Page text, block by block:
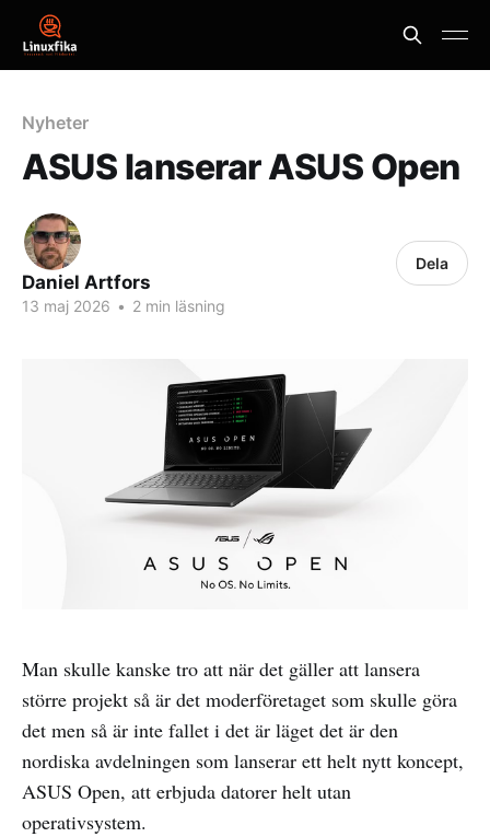
Nyheter
ASUS lanserar ASUS Open
Daniel Artfors
13 maj 2026 • 2 min läsning
Dela
Man skulle kanske tro att när det gäller att lansera
större projekt så är det moderföretaget som skulle göra
det men så är inte fallet i det är läget det är den
nordiska avdelningen som lanserar ett helt nytt koncept,
ASUS Open, att erbjuda datorer helt utan
operativsystem.